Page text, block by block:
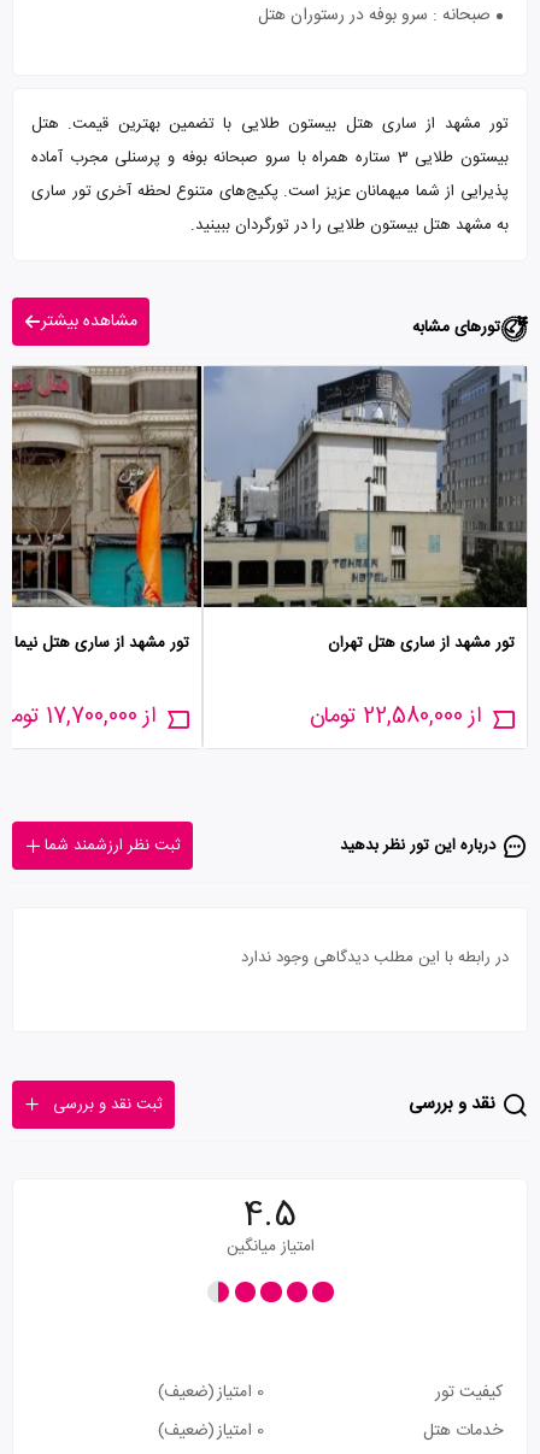
صبحانه : سرو بوفه در رستوران هتل
تور مشهد از ساری هتل بیستون طلایی با تضمین بهترین قیمت. هتل
بیستون طلایی 3 ستاره همراه با سرو صبحانه بوفه و پرسنلی مجرب آماده
پذیرایی از شما میهمانان عزیز است. پکیج‌های متنوع لحظه آخری تور ساری
به مشهد هتل بیستون طلایی را در تورگردان ببینید.
تورهای مشابه مشاهده بیشتر
تور مشهد از ساری هتل تهران
از 22,580,000 تومان
تور مشهد از ساری هتل نیما
از 17,700,000 تومان
درباره این تور‌ نظر بدهید ثبت نظر ارزشمند شما
در رابطه با این مطلب دیدگاهی وجود ندارد
نقد و بررسی ثبت نقد و بررسی
4.5
امتیاز میانگین
کیفیت تور 0 امتیاز
(ضعیف)
خدمات هتل
0 امتیاز
(ضعیف)